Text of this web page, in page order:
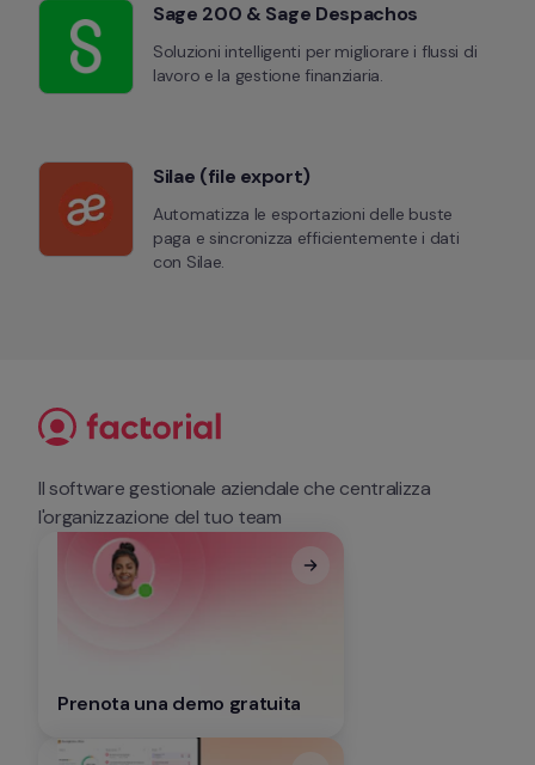
Sage 200 & Sage Despachos
Soluzioni intelligenti per migliorare i flussi di
lavoro e la gestione finanziaria.
Silae (file export)
Automatizza le esportazioni delle buste
paga e sincronizza efficientemente i dati
con Silae.
Il software gestionale aziendale che centralizza
l'organizzazione del tuo team
Prenota una demo gratuita